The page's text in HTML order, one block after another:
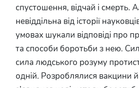
спустошення, відчай і смерть.
невіддільна від історії
умовах шукали відповіді про
та способи боротьби з нею.
сила людського розуму
одній. Розроблялися вакцини